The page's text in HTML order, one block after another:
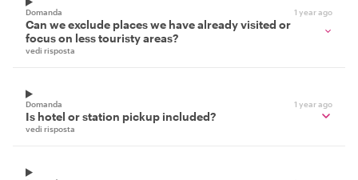
Domanda 1 year ago
Can we exclude places we have already visited or
focus on less touristy areas?
vedi risposta
Domanda 1 year ago
Is hotel or station pickup included?
vedi risposta